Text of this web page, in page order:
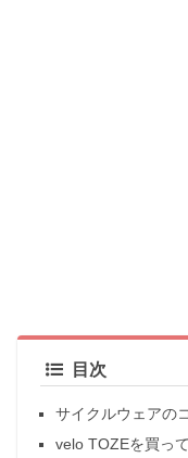
目次
サイクルウェアの
velo TOZEを買っ